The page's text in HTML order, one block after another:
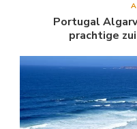
Portugal
prachtige